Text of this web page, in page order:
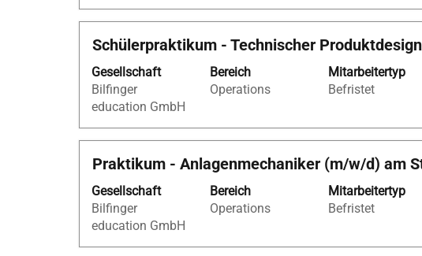
alle
Details
anzuzeigen.
die
Stelleninformationen
vollständig
Stellenbezeichnung
Schülerpraktikum - Technischer
Gesellschaft
Bilfinger
education GmbH
Bereich
Operations
Mitarbeitertyp
Befristet
Drücken
die
Leertaste,
um
die
Stelleninformationen
vollständig
Stellenbezeichnung
Praktikum - Anlagenmechaniker (m/w/d) am
Gesellschaft
Bilfinger
education GmbH
Bereich
Operations
Mitarbeitertyp
Befristet
Drücken
die
Leertaste,
um
die